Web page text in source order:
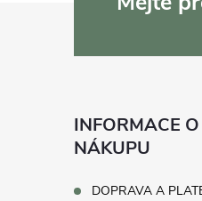
INFORMACE O
NÁKUPU
DOPRAVA A